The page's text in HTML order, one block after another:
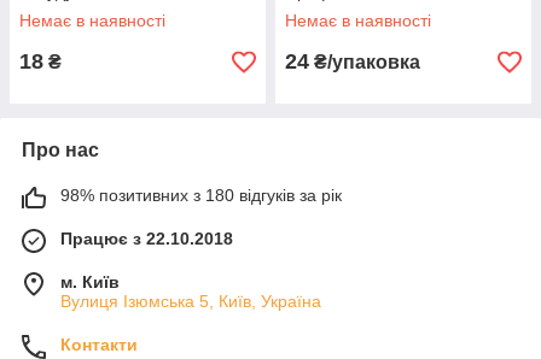
Немає в наявності
18 ₴
Немає в наявності
24 ₴/упаковка
Про нас
98% позитивних з 180 відгуків за рік
Працює з 22.10.2018
м. Київ
Вулиця Ізюмська 5, Київ, Україна
Контакти